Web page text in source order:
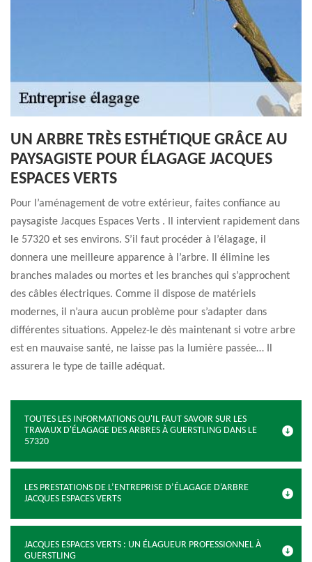
UN ARBRE TRÈS ESTHÉTIQUE GRÂCE AU
PAYSAGISTE POUR ÉLAGAGE JACQUES
ESPACES VERTS
Pour l’aménagement de votre extérieur, faites confiance au
paysagiste Jacques Espaces Verts . Il intervient rapidement dans
le 57320 et ses environs. S’il faut procéder à l’élagage, il
donnera une meilleure apparence à l’arbre. Il élimine les
branches malades ou mortes et les branches qui s’approchent
des câbles électriques. Comme il dispose de matériels
modernes, il n’aura aucun problème pour s’adapter dans
différentes situations. Appelez-le dès maintenant si votre arbre
est en mauvaise santé, ne laisse pas la lumière passée… Il
assurera le type de taille adéquat.
TOUTES LES INFORMATIONS QU'IL FAUT SAVOIR SUR LES
TRAVAUX D'ÉLAGAGE DES ARBRES À GUERSTLING DANS LE
57320
LES PRESTATIONS DE L’ENTREPRISE D’ÉLAGAGE D’ARBRE
JACQUES ESPACES VERTS
JACQUES ESPACES VERTS : UN ÉLAGUEUR PROFESSIONNEL À
GUERSTLING